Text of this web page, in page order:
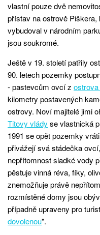
vlastní pouze dvě
přístav na ostrově
vybudoval v národním
jsou soukromé.
Ještě v 19. století patřily
90. letech pozemky
- pastevcům ovcí z
kilometry postavených
ostrovy. Noví majitelé jimi
Titovy vlády se vlastnická
1991 se opět pozemky
přivážejí svá stádečka
nepřítomnost sladké vody
pěstuje vinná réva, fíky,
znemožňuje právě
rozmístěné domy jsou
případně upraveny pro
dovolenou".